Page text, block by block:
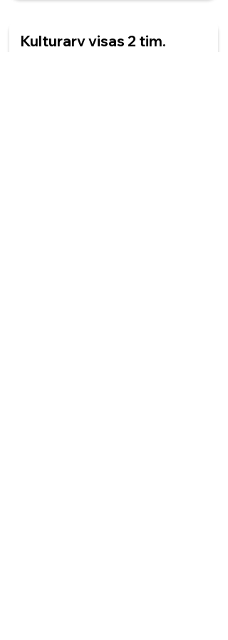
Kulturarv visas 2 tim.